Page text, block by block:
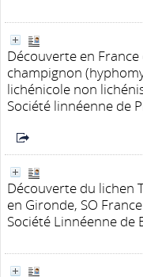
Découverte en
champignon
lichénicole non
Société linnéenne de
Découverte du lichen
en Gironde, SO France
Société Linnéenne de